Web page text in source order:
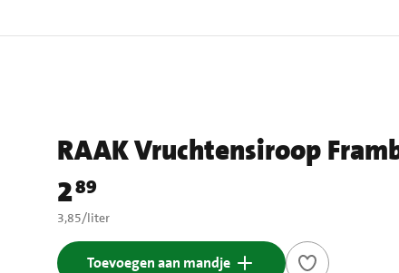
RAAK Vruchtensiroop
Prijs: € 2,89
289
€ 3,85 per liter
3,85/liter
Toevoegen aan mandje